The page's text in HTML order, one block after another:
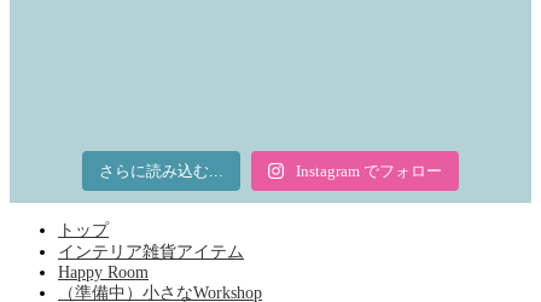
さらに読み込む... Instagram でフォロー
トップ
インテリア雑貨アイテム
Happy Room
（準備中）小さなWorkshop